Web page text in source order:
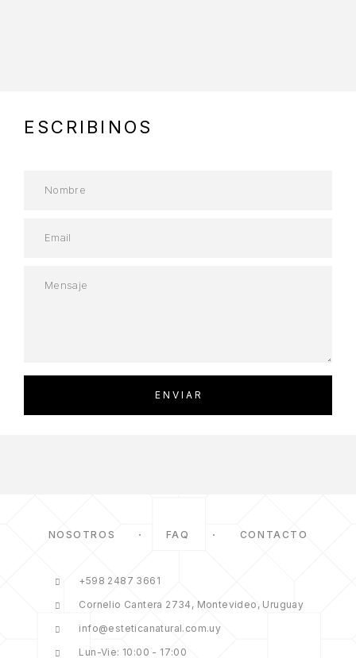
ESCRIBINOS
NOSOTROS FAQ CONTACTO
+598 2487 3661
Cornelio Cantera 2734, Montevideo, Uruguay
info@esteticanatural.com.uy
Lun-Vie: 10:00 - 17:00